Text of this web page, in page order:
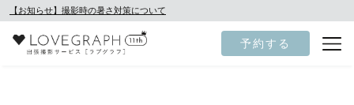
【お知らせ】撮影時の暑さ対策について
予約する